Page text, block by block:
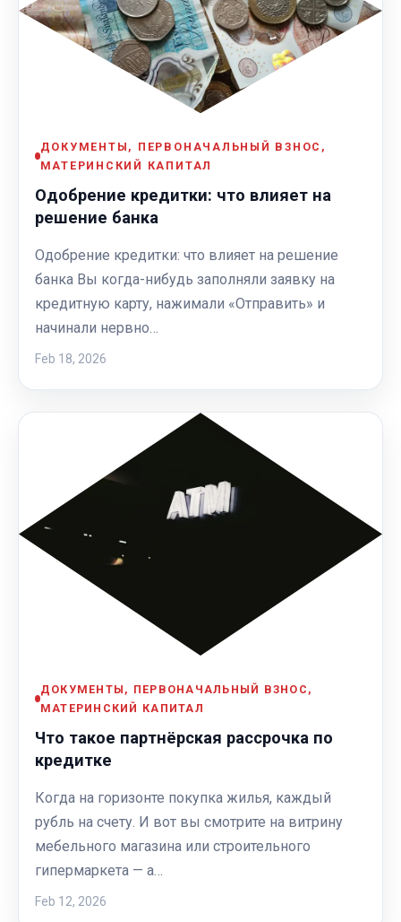
ДОКУМЕНТЫ, ПЕРВОНАЧАЛЬНЫЙ ВЗНОС,
МАТЕРИНСКИЙ КАПИТАЛ
Одобрение кредитки: что влияет на
решение банка
Одобрение кредитки: что влияет на решение
банка Вы когда-нибудь заполняли заявку на
кредитную карту, нажимали «Отправить» и
начинали нервно…
Feb 18, 2026
ДОКУМЕНТЫ, ПЕРВОНАЧАЛЬНЫЙ ВЗНОС,
МАТЕРИНСКИЙ КАПИТАЛ
Что такое партнёрская рассрочка по
кредитке
Когда на горизонте покупка жилья, каждый
рубль на счету. И вот вы смотрите на витрину
мебельного магазина или строительного
гипермаркета — а…
Feb 12, 2026